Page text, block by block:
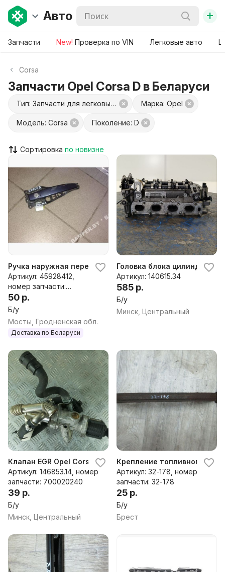
Авто +
Запчасти New! Проверка по VIN Легковые авто
Corsa
Запчасти Opel Corsa D в Беларуси
Тип: Запчасти для легковых авто Марка: Opel
Модель: Corsa Поколение: D
Сортировка
Ручка наружная передняя левая к Opel Corsa D
Артикул: 45928412,
номер запчасти:
45928412
50 р.
Б/у
Мосты, Гродненская обл.
Доставка по Беларуси
Головка блока цилиндров
Артикул: 140615.34
585 р.
Б/у
Минск, Центральный
Клапан EGR Opel Corsa 700020240
Артикул: 146853.14, номер
запчасти: 700020240
39 р.
Б/у
Минск, Центральный
Крепление топливного бака
Артикул: 32-178, номер
запчасти: 32-178
25 р.
Б/у
Брест